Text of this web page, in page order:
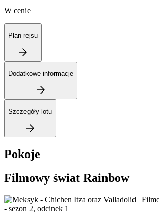
W cenie
Plan rejsu
Dodatkowe informacje
Szczegóły lotu
Pokoje
Filmowy świat Rainbow